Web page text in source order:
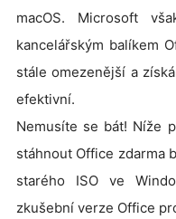
macOS. Microsoft
kancelářským balíkem
stále omezenější a
efektivní.
Nemusíte se bát! Níže
stáhnout Office zdarma
starého ISO ve
zkušební verze Office